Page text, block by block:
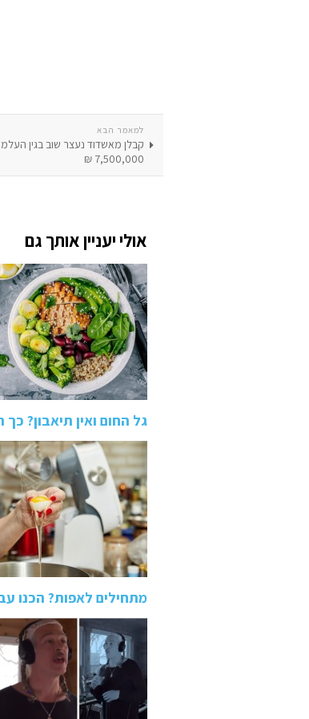
למאמר הבא
קבלן מאשדוד נעצר שוב בגין
7,500,000 ₪
אולי יעניין אותך גם
גל החום ואין תיאבון?
מתחילים לאפות? הכנו